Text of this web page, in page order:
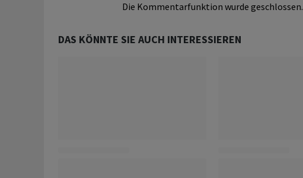
Die Kommentarfunktion wurde geschlossen.
DAS KÖNNTE SIE AUCH INTERESSIEREN